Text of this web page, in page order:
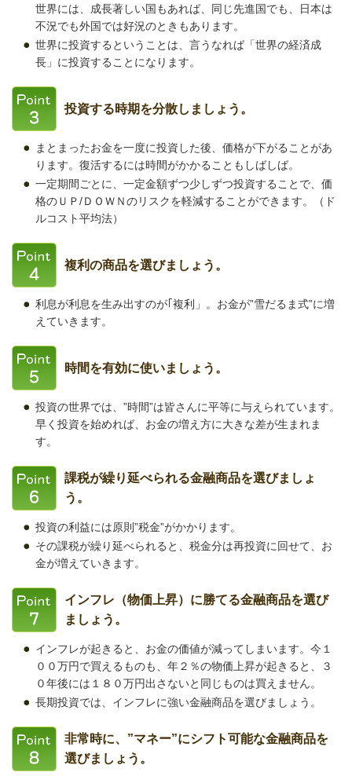
世界には、成長著しい国もあれば、同じ先進国でも、日本は
不況でも外国では好況のときもあります。
世界に投資するということは、言うなれば「世界の経済成
長」に投資することになります。
投資する時期を分散しましょう。
まとまったお金を一度に投資した後、価格が下がることがあ
ります。復活するには時間がかかることもしばしば。
一定期間ごとに、一定金額ずつ少しずつ投資することで、価
格のＵＰ/ＤＯＷＮのリスクを軽減することができます。（ド
ルコスト平均法）
複利の商品を選びましょう。
利息が利息を生み出すのが｢複利」。お金が”雪だるま式”に増
えていきます。
時間を有効に使いましょう。
投資の世界では、”時間”は皆さんに平等に与えられています。
早く投資を始めれば、お金の増え方に大きな差が生まれま
す。
課税が繰り延べられる金融商品を選びましょ
う。
投資の利益には原則”税金”がかかります。
その課税が繰り延べられると、税金分は再投資に回せて、お
金が増えていきます。
インフレ（物価上昇）に勝てる金融商品を選び
ましょう。
インフレが起きると、お金の価値が減ってしまいます。今１
００万円で買えるものも、年２％の物価上昇が起きると、３
０年後には１８０万円出さないと同じものは買えません。
長期投資では、インフレに強い金融商品を選びましょう。
非常時に、”マネー”にシフト可能な金融商品を
選びましょう。